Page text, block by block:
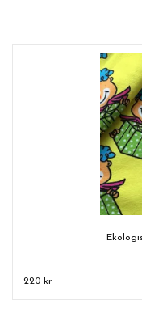
220 kr